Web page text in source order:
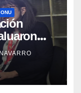
ONU
en
e
sísmica